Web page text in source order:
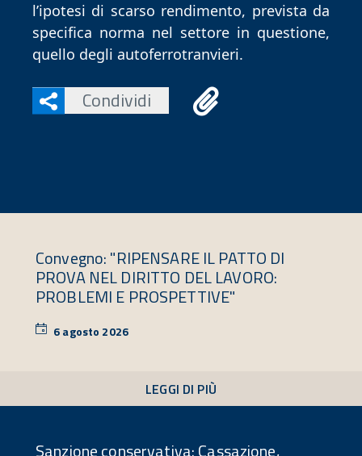
l’ipotesi di scarso rendimento, prevista da
specifica norma nel settore in questione,
quello degli autoferrotranvieri.
Condividi
Convegno: "RIPENSARE IL PATTO DI
PROVA NEL DIRITTO DEL LAVORO:
PROBLEMI E PROSPETTIVE"
6 agosto 20266
LEGGI DI PIÙ
Sanzione conservativa: Cassazione,